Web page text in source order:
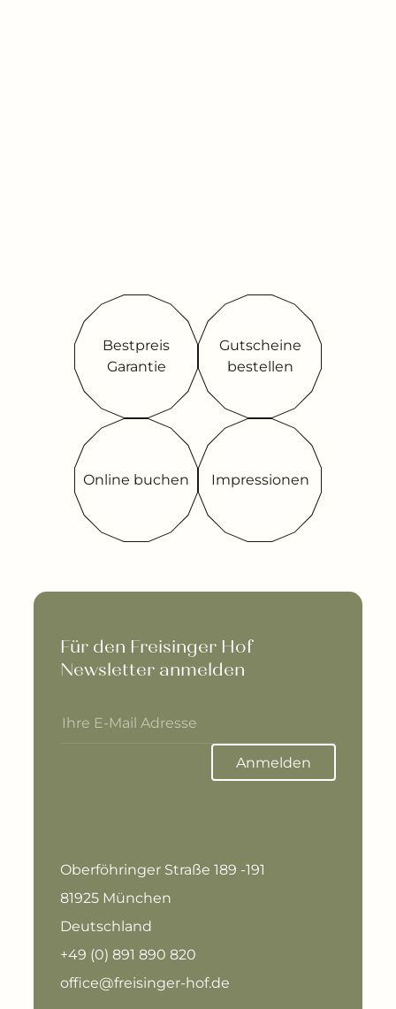
Bestpreis
Garantie
Gutscheine
bestellen
Online buchen Impressionen
Für den Freisinger Hof
Newsletter anmelden
Anmelden
Oberföhringer Straße 189 -191
81925 München
Deutschland
+49 (0) 891 890 820
office@freisinger-hof.de